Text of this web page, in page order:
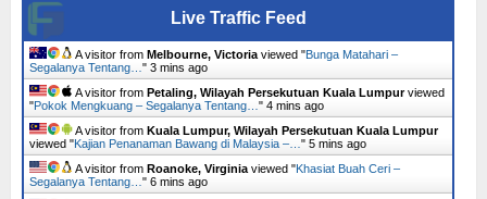
Live Traffic Feed
A visitor from Melbourne, Victoriaviewed "Bunga Matahari –
Segalanya Tentang…" 3 mins ago
A visitor from Petaling, Wilayah Persekutuan Kuala Lumpurviewed
"Pokok Mengkuang – Segalanya Tentang…" 4 mins ago
A visitor from Kuala Lumpur, Wilayah Persekutuan Kuala Lumpur
viewed "Kajian Penanaman Bawang di Malaysia –…" 5 mins ago
A visitor from Roanoke, Virginiaviewed "Khasiat Buah Ceri –
Segalanya Tentang…" 6 mins ago